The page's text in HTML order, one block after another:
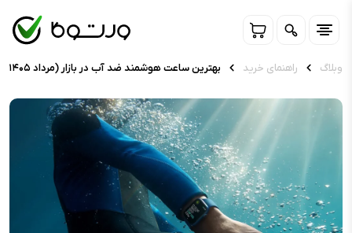
وبلاگ راهنمای خرید بهترین ساعت هوشمند ضد آب در بازار (مرداد ۱۴۰۵)